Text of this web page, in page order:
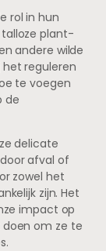
rol in hun
plant-
andere wilde
het reguleren
te voegen
de
delicate
afval of
zowel het
zijn. Het
impact op
doen om ze te